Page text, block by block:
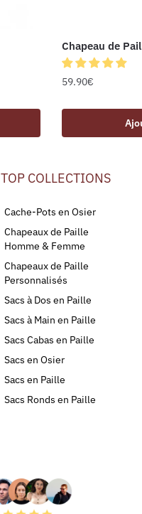
Chapeau de
59.90€
TOP COLLECTIONS
Cache-Pots en Osier
Chapeaux de Paille
Homme & Femme
Chapeaux de Paille
Personnalisés
Sacs à Dos en Paille
Sacs à Main en Paille
Sacs Cabas en Paille
Sacs en Osier
Sacs en Paille
Sacs Ronds en Paille